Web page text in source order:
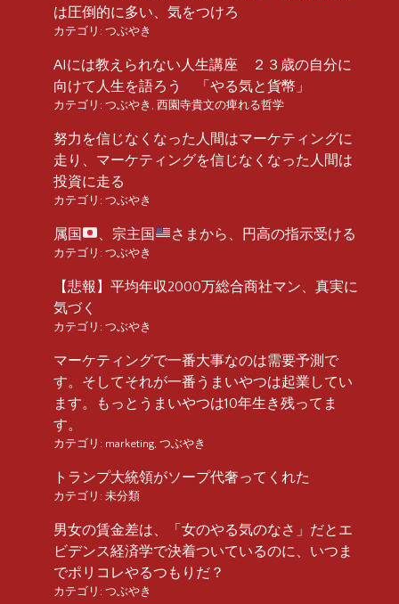
は圧倒的に多い、気をつけろ
カテゴリ: つぶやき
AIには教えられない人生講座 ２３歳の自分に
向けて人生を語ろう 「やる気と貨幣」
カテゴリ: つぶやき 西園寺貴文の痺れる哲学
努力を信じなくなった人間はマーケティングに
走り、マーケティングを信じなくなった人間は
投資に走る
カテゴリ: つぶやき
属国 、宗主国 さまから、円高の指示受ける
カテゴリ: つぶやき
【悲報】平均年収2000万総合商社マン、真実に
気づく
カテゴリ: つぶやき
マーケティングで一番大事なのは需要予測で
す。そしてそれが一番うまいやつは起業してい
ます。もっとうまいやつは10年生き残ってま
す。
カテゴリ: marketing つぶやき
トランプ大統領がソープ代奢ってくれた
カテゴリ: 未分類
男女の賃金差は、「女のやる気のなさ」だとエ
ビデンス経済学で決着ついているのに、いつま
でポリコレやるつもりだ？
カテゴリ: つぶやき